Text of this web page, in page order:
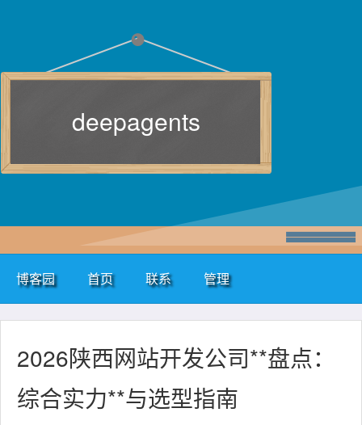
deepagents
博客园 首页 联系 管理
2026陕西网站开发公司**盘点：
综合实力**与选型指南